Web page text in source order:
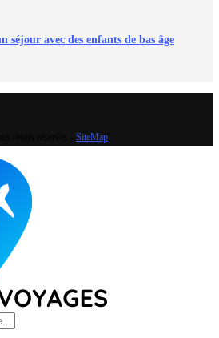
séjour avec des enfants de bas âge
SiteMap